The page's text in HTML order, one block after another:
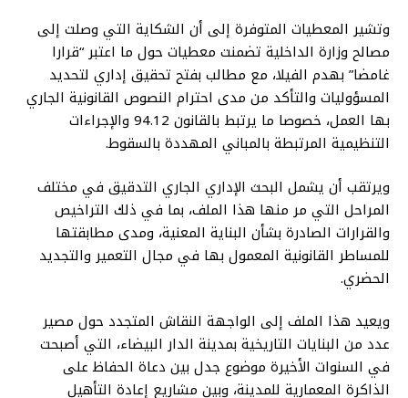
وتشير المعطيات المتوفرة إلى أن الشكاية التي وصلت إلى
مصالح وزارة الداخلية تضمنت معطيات حول ما اعتبر “قرارا
غامضا” بهدم الفيلا، مع مطالب بفتح تحقيق إداري لتحديد
المسؤوليات والتأكد من مدى احترام النصوص القانونية الجاري
بها العمل، خصوصا ما يرتبط بالقانون 94.12 والإجراءات
التنظيمية المرتبطة بالمباني المهددة بالسقوط.
ويرتقب أن يشمل البحث الإداري الجاري التدقيق في مختلف
المراحل التي مر منها هذا الملف، بما في ذلك التراخيص
والقرارات الصادرة بشأن البناية المعنية، ومدى مطابقتها
للمساطر القانونية المعمول بها في مجال التعمير والتجديد
الحضري.
ويعيد هذا الملف إلى الواجهة النقاش المتجدد حول مصير
عدد من البنايات التاريخية بمدينة الدار البيضاء، التي أصبحت
في السنوات الأخيرة موضوع جدل بين دعاة الحفاظ على
الذاكرة المعمارية للمدينة، وبين مشاريع إعادة التأهيل